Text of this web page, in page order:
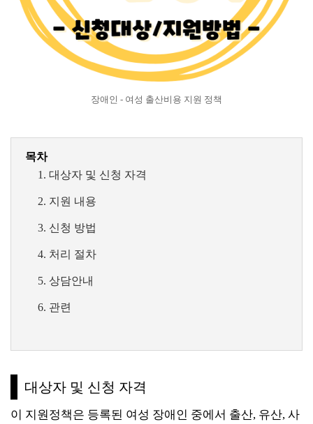
장애인 - 여성 출산비용 지원 정책
목차
대상자 및 신청 자격
지원 내용
신청 방법
처리 절차
상담안내
관련
대상자 및 신청 자격
이 지원정책은 등록된 여성 장애인 중에서 출산, 유산, 사